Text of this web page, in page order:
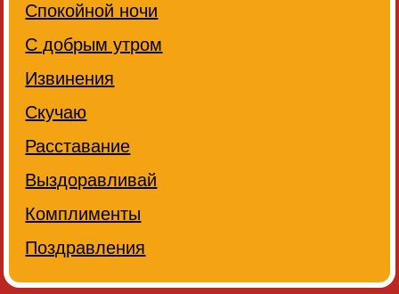
Спокойной ночи
С добрым утром
Извинения
Скучаю
Расставание
Выздоравливай
Комплименты
Поздравления